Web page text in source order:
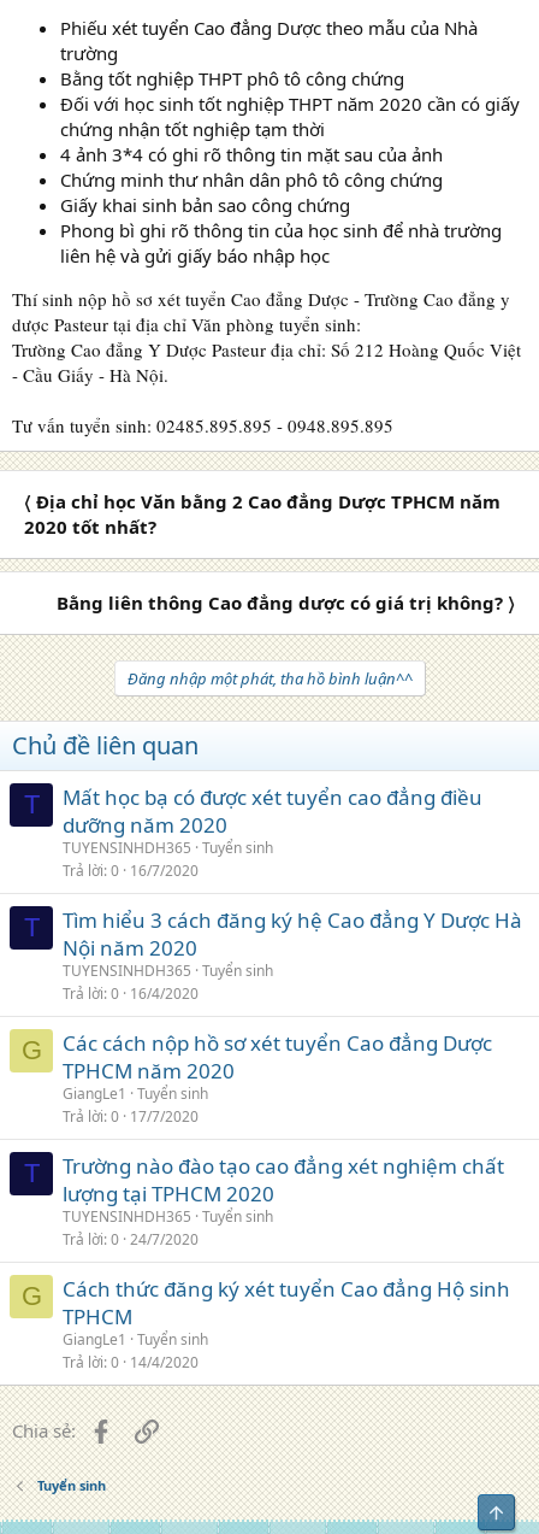
Phiếu xét tuyển Cao đẳng Dược theo mẫu của Nhà
trường
Bằng tốt nghiệp THPT phô tô công chứng
Đối với học sinh tốt nghiệp THPT năm 2020 cần có giấy
chứng nhận tốt nghiệp tạm thời
4 ảnh 3*4 có ghi rõ thông tin mặt sau của ảnh
Chứng minh thư nhân dân phô tô công chứng
Giấy khai sinh bản sao công chứng
Phong bì ghi rõ thông tin của học sinh để nhà trường
liên hệ và gửi giấy báo nhập học
Thí sinh nộp hồ sơ xét tuyển Cao đẳng Dược - Trường Cao đẳng y
dược Pasteur tại địa chỉ Văn phòng tuyển sinh:
Trường Cao đẳng Y Dược Pasteur địa chỉ: Số 212 Hoàng Quốc Việt
- Cầu Giấy - Hà Nội.
Tư vấn tuyển sinh: 02485.895.895 - 0948.895.895
〈 Địa chỉ học Văn bằng 2 Cao đẳng Dược TPHCM năm
2020 tốt nhất?
Bằng liên thông Cao đẳng dược có giá trị không? 〉
Đăng nhập một phát, tha hồ bình luận^^
Chủ đề liên quan
T
Mất học bạ có được xét tuyển cao đẳng điều
dưỡng năm 2020
TUYENSINHDH365 Tuyển sinh
Trả lời 0 16/7/2020
T
Tìm hiểu 3 cách đăng ký hệ Cao đẳng Y Dược Hà
Nội năm 2020
TUYENSINHDH365 Tuyển sinh
Trả lời 0 16/4/2020
G
Các cách nộp hồ sơ xét tuyển Cao đẳng Dược
TPHCM năm 2020
GiangLe1
Tuyển sinh
Trả lời 0 17/7/2020
T
Trường nào đào tạo cao đẳng xét nghiệm chất
lượng tại TPHCM 2020
TUYENSINHDH365 Tuyển sinh
Trả lời 0 24/7/2020
G
Cách thức đăng ký xét tuyển Cao đẳng Hộ sinh
TPHCM
GiangLe1
Tuyển sinh
Trả lời 0 14/4/2020
Chia sẻ: FacebookLiên kết
Tuyển sinh
Top